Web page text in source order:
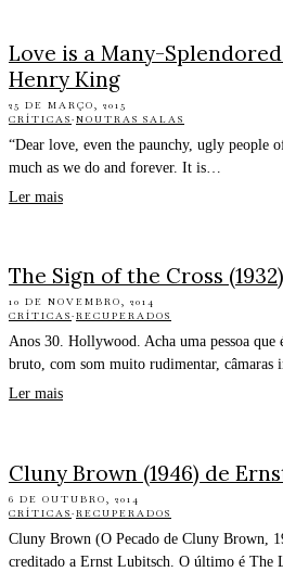
Love is a Many-Splendored
Henry King
25 DE MARÇO, 2015
CRÍTICAS·NOUTRAS SALAS
“Dear love, even the paunchy, ugly people
much as we do and forever. It is…
Ler mais
The Sign of the Cross
10 DE NOVEMBRO, 2014
CRÍTICAS·RECUPERADOS
Anos 30. Hollywood. Acha uma pessoa que
bruto, com som muito rudimentar,
Ler mais
Cluny Brown (1946) de
6 DE OUTUBRO, 2014
CRÍTICAS·RECUPERADOS
Cluny Brown (O Pecado de Cluny Brown,
creditado a Ernst Lubitsch. O último é